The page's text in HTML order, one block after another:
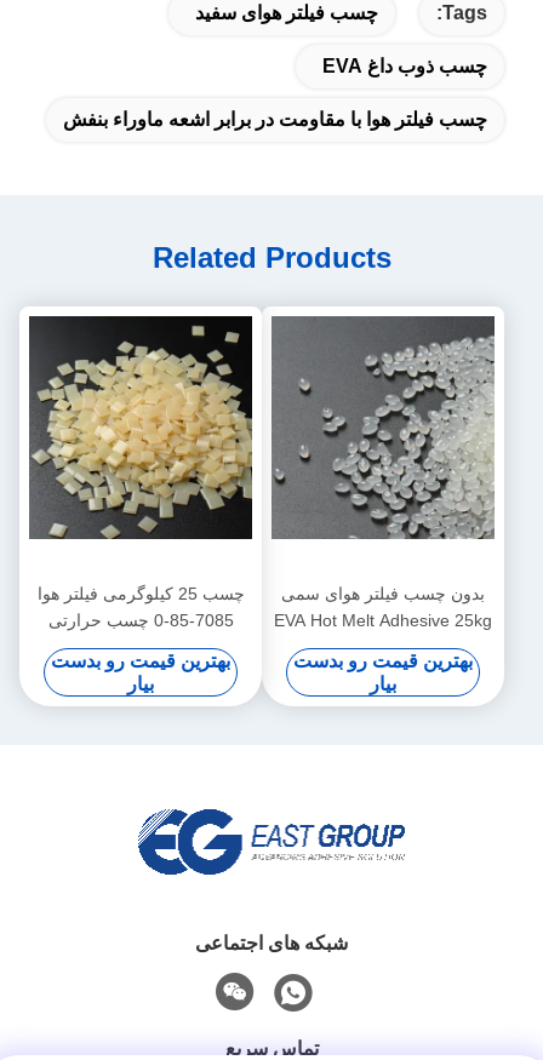
Tags: چسب فیلتر هوای سفید
چسب ذوب داغ EVA
چسب فیلتر هوا با مقاومت در برابر اشعه ماوراء بنفش
Related Products
بدون چسب فیلتر هوای سمی
EVA Hot Melt Adhesive 25kg
سفید زرد
بهترین قیمت رو بدست
بیار
چسب 25 کیلوگرمی فیلتر هوا
7085-85-0 چسب حرارتی
مبتنی بر EVA
بهترین قیمت رو بدست
بیار
شبکه های اجتماعی
تماس سریع